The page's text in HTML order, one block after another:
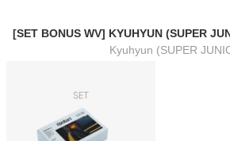
[SET BONUS WV] KYUHYUN (SUPER
Kyuhyun (SUPER